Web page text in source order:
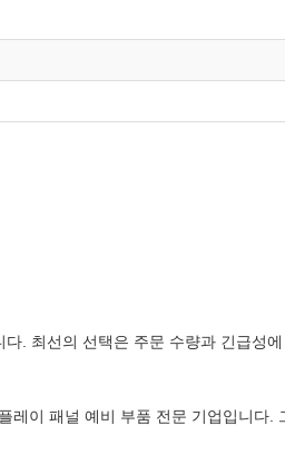
. 최선의 선택은 주문 수량과 긴급성에
이 패널 예비 부품 전문 기업입니다.